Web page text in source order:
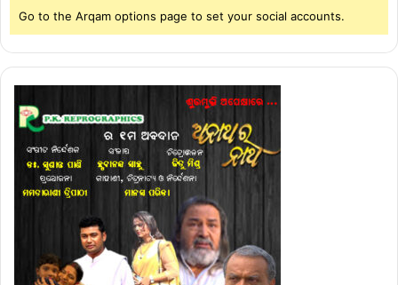
Go to the Arqam options page to set your social accounts.